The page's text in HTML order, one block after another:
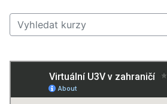
Vyhledat kurzy